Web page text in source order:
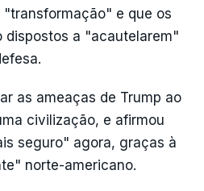
e que os
dispostos a "acautelarem"
as ameaças de Trump ao
civilização, e afirmou
seguro" agora, graças à
norte-americano.